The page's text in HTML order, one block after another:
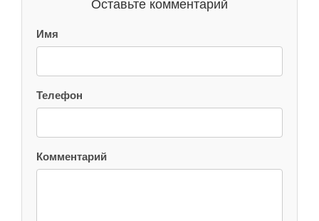
Оставьте комментарий
Имя
Телефон
Комментарий